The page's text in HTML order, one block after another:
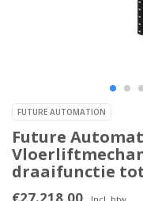
FUTURE AUTOMATION
Future
draaifunctie tot